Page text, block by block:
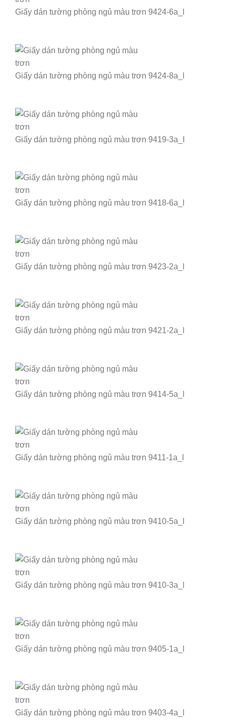
Giấy dán tường phòng ngủ màu trơn 9424-6a_l
Giấy dán tường phòng ngủ màu trơn 9424-8a_l
Giấy dán tường phòng ngủ màu trơn 9419-3a_I
Giấy dán tường phòng ngủ màu trơn 9418-6a_l
Giấy dán tường phòng ngủ màu trơn 9423-2a_l
Giấy dán tường phòng ngủ màu trơn 9421-2a_l
Giấy dán tường phòng ngủ màu trơn 9414-5a_l
Giấy dán tường phòng ngủ màu trơn 9411-1a_l
Giấy dán tường phòng ngủ màu trơn 9410-5a_l
Giấy dán tường phòng ngủ màu trơn 9410-3a_l
Giấy dán tường phòng ngủ màu trơn 9405-1a_l
Giấy dán tường phòng ngủ màu trơn 9403-4a_l